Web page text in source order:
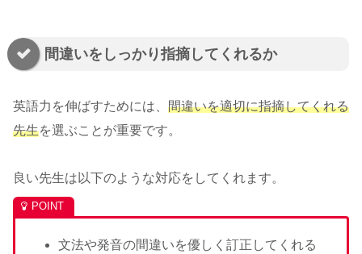
間違いをしっかり指摘してくれるか
英語力を伸ばすためには、 間違いを適切に指摘してくれる
先生を選ぶことが重要です。
良い先生は以下のような対応をしてくれます。
文法や発音の間違いを優しく訂正してくれる